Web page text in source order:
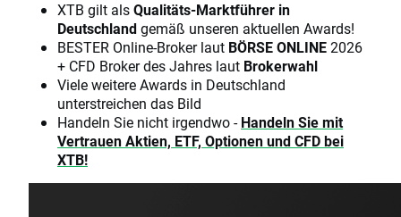
XTB gilt alsQualitäts-Marktführer in
Deutschlandgemäß unseren aktuellen Awards!
BESTER Online-Broker laut BÖRSE ONLINE2026
+ CFD Broker des Jahres laut Brokerwahl
Viele weitere Awards in Deutschland
unterstreichen das Bild
Handeln Sie nicht irgendwo -Handeln Sie mit
Vertrauen Aktien, ETF, Optionen und CFD bei
XTB!